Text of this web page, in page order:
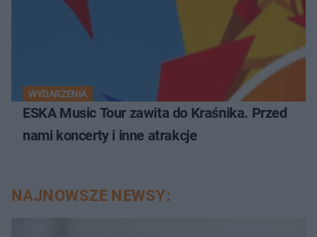
WYDARZENIA
ESKA Music Tour zawita do Kraśnika. Przed
nami koncerty i inne atrakcje
NAJNOWSZE NEWSY: